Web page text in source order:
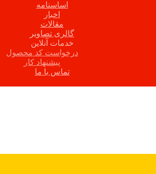
اساسنامه
اخبار
مقالات
گالری تصاویر
خدمات آنلاین
درخواست کد محصول
پیشنهاد کار
تماس با ما